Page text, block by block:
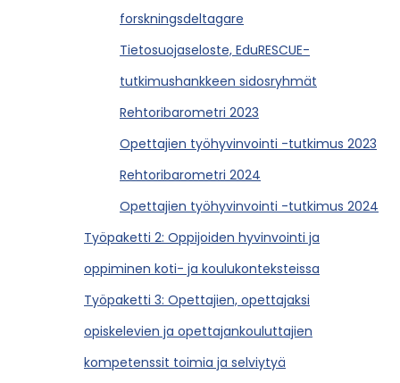
forskningsdeltagare
Tietosuojaseloste, EduRESCUE-
tutkimushankkeen sidosryhmät
Rehtoribarometri 2023
Opettajien työhyvinvointi -tutkimus 2023
Rehtoribarometri 2024
Opettajien työhyvinvointi -tutkimus 2024
Työpaketti 2: Oppijoiden hyvinvointi ja
oppiminen koti- ja koulukonteksteissa
Työpaketti 3: Opettajien, opettajaksi
opiskelevien ja opettajankouluttajien
kompetenssit toimia ja selviytyä